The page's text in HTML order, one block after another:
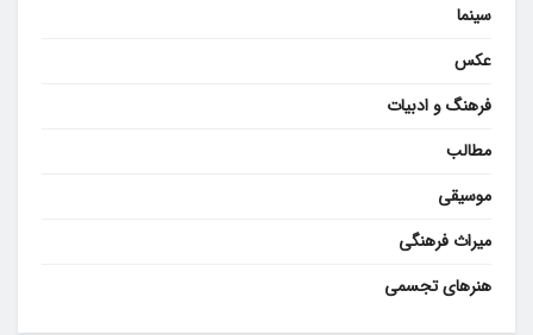
سینما
عکس
فرهنگ و ادبیات
مطالب
موسیقی
میراث فرهنگی
هنرهای تجسمی